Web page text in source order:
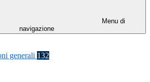
Menu di
navigazione
generali 132